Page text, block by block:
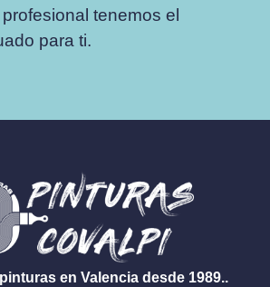
tenemos el
para ti.
en Valencia desde 1989..